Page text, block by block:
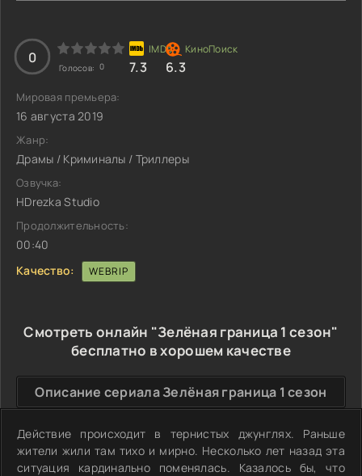
0
Голосов: 0 7.3 6.3
Мировая премьера:
16 августа 2019
Жанр:
Драмы / Криминалы / Триллеры
Озвучка:
HDrezka Studio
Продолжительность:
00:40
Качество:
WEBRIP
Смотреть онлайн "Зелёная граница 1 сезон"
бесплатно в хорошем качестве
Описание сериала Зелёная граница 1 сезон
Действие происходит в тернистых джунглях. Раньше
жители жили там тихо и мирно. Несколько лет назад эта
ситуация кардинально поменялась. Казалось бы, что